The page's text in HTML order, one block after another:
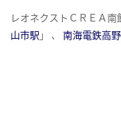
レオネクストＣＲＥＡ南
山市駅 」 、 南海電鉄高